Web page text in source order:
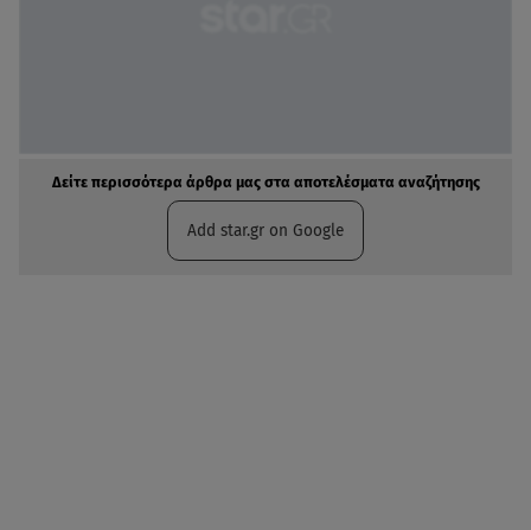
Δείτε περισσότερα άρθρα μας στα αποτελέσματα αναζήτησης
Add star.gr on Google